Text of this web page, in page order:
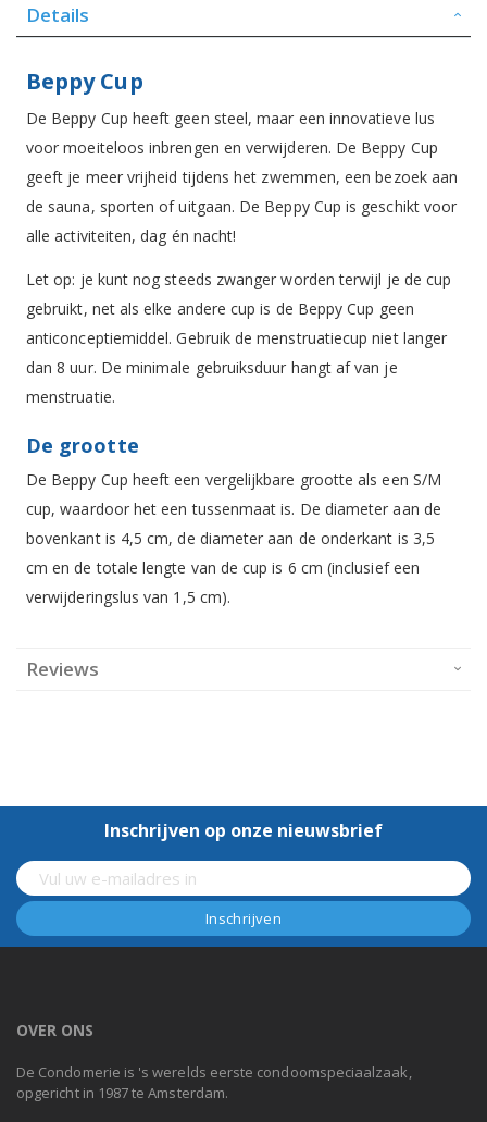
Details
Beppy Cup
De Beppy Cup heeft geen steel, maar een innovatieve lus
voor moeiteloos inbrengen en verwijderen. De Beppy Cup
geeft je meer vrijheid tijdens het zwemmen, een bezoek aan
de sauna, sporten of uitgaan. De Beppy Cup is geschikt voor
alle activiteiten, dag én nacht!
Let op: je kunt nog steeds zwanger worden terwijl je de cup
gebruikt, net als elke andere cup is de Beppy Cup geen
anticonceptiemiddel. Gebruik de menstruatiecup niet langer
dan 8 uur. De minimale gebruiksduur hangt af van je
menstruatie.
De grootte
De Beppy Cup heeft een vergelijkbare grootte als een S/M
cup, waardoor het een tussenmaat is. De diameter aan de
bovenkant is 4,5 cm, de diameter aan de onderkant is 3,5
cm en de totale lengte van de cup is 6 cm (inclusief een
verwijderingslus van 1,5 cm).
Reviews
Inschrijven op onze nieuwsbrief
OVER ONS
De Condomerie is 's werelds eerste condoomspeciaalzaak,
opgericht in 1987 te Amsterdam.